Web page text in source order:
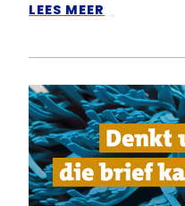
LEES MEER